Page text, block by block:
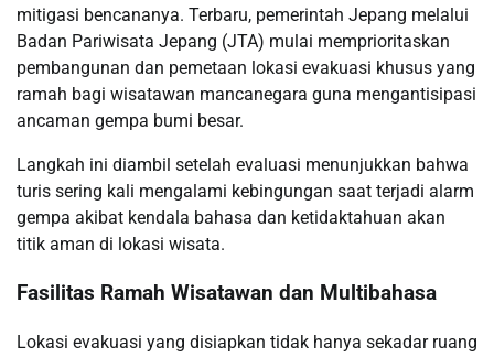
mitigasi bencananya. Terbaru, pemerintah Jepang melalui
Badan Pariwisata Jepang (JTA) mulai memprioritaskan
pembangunan dan pemetaan lokasi evakuasi khusus yang
ramah bagi wisatawan mancanegara guna mengantisipasi
ancaman gempa bumi besar.
Langkah ini diambil setelah evaluasi menunjukkan bahwa
turis sering kali mengalami kebingungan saat terjadi alarm
gempa akibat kendala bahasa dan ketidaktahuan akan
titik aman di lokasi wisata.
Fasilitas Ramah Wisatawan dan Multibahasa
Lokasi evakuasi yang disiapkan tidak hanya sekadar ruang